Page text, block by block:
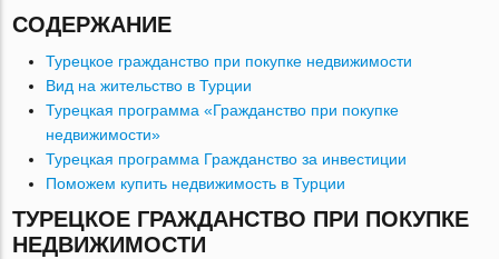
СОДЕРЖАНИЕ
Турецкое гражданство при покупке недвижимости
Вид на жительство в Турции
Турецкая программа «Гражданство при покупке
недвижимости»
Турецкая программа Гражданство за инвестиции
Поможем купить недвижимость в Турции
ТУРЕЦКОЕ ГРАЖДАНСТВО ПРИ ПОКУПКЕ
НЕДВИЖИМОСТИ